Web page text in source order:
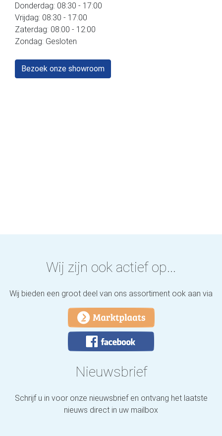
Donderdag: 08:30 - 17:00
Vrijdag: 08:30 - 17:00
Zaterdag: 08:00 - 12:00
Zondag: Gesloten
Bezoek onze showroom
Wij zijn ook actief op...
Wij bieden een groot deel van ons assortiment ook aan via
Nieuwsbrief
Schrijf u in voor onze nieuwsbrief en ontvang het laatste
nieuws direct in uw mailbox